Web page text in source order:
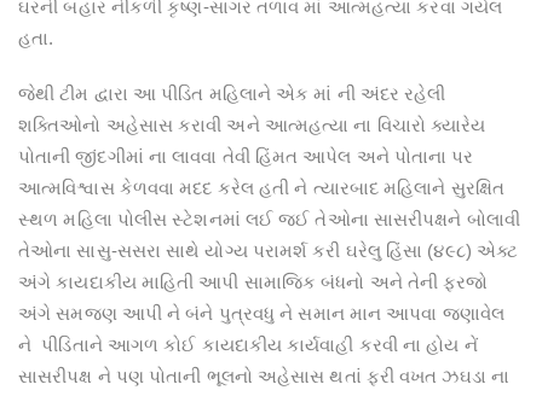
ઘરની બહાર નીકળી કૃષ્ણ-સાગર તળાવ માં આત્મહત્યા કરવા ગયેલ
હતા.
જેથી ટીમ દ્વારા આ પીડિત મહિલાને એક માં ની અંદર રહેલી
શક્તિઓનો અહેસાસ કરાવી અને આત્મહત્યા ના વિચારો ક્યારેય
પોતાની જીંદગીમાં ના લાવવા તેવી હિંમત આપેલ અને પોતાના પર
આત્મવિશ્વાસ કેળવવા મદદ કરેલ હતી ને ત્યારબાદ મહિલાને સુરક્ષિત
સ્થળ મહિલા પોલીસ સ્ટેશનમાં લઈ જઈ તેઓના સાસરીપક્ષને બોલાવી
તેઓના સાસુ-સસરા સાથે યોગ્ય પરામર્શ કરી ઘરેલુ હિંસા (૪૯૮) એક્ટ
અંગે કાયદાકીય માહિતી આપી સામાજિક બંધનો અને તેની ફરજો
અંગે સમજણ આપી ને બંને પુત્રવધુ ને સમાન માન આપવા જણાવેલ
ને પીડિતાને આગળ કોઈ કાયદાકીય કાર્યવાહી કરવી ના હોય નેં
સાસરીપક્ષ ને પણ પોતાની ભૂલનો અહેસાસ થતાં ફરી વખત ઝઘડા ના